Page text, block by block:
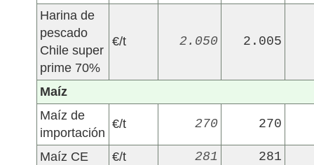
Harina de
pescado
Chile super
prime 70%
€/t 2.050 2.005
Maíz
Maíz de
importación
€/t 270 270
Maíz CE €/t 281
281